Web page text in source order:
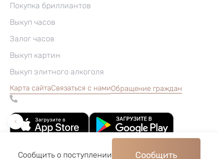
Сообщить о поступлении Сообщить
Покупка бриллиантов
Выкуп часов
Залог часов
Выкуп картин
Выкуп элитного алкоголя
Карта сайтаСвязаться с намиОбращение граждан